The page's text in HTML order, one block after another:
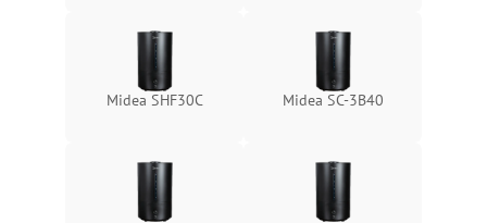
Midea SHF30C Midea SC-3B40